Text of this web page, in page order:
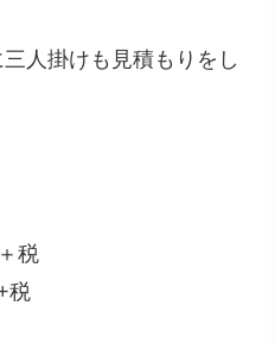
人掛けも見積もりをし
税
税